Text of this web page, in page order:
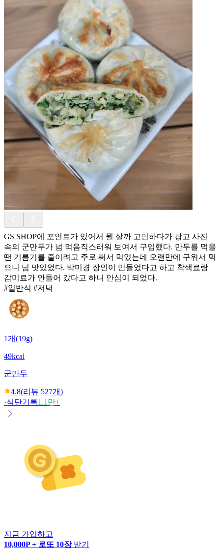
GS SHOP에 포인트가 있어서 뭘 살까 고민하다가 광고 사진
속의 군만두가 넘 먹음직스러워 보여서 구입했다. 만두를 먹을
땐 기름기를 줄이려고 주로 쪄서 먹었는데 오랜만에 구워서 먹
으니 넘 맛있었다. 박미경 장인이 만들었다고 하고 착색료랑
감미료가 안들어 갔다고 하니 안심이 되었다.
#일반식 #저녁
1개(19g)
49kcal
군만두
4.8(리뷰 527개)
·식단기록1.1만+
지금 가입하고
10,000P + 로또 10장 받기